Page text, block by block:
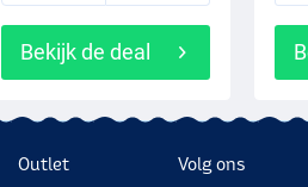
Bekijk de deal
Outlet Volg ons